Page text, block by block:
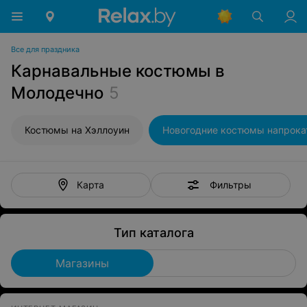
Все для праздника
Карнавальные костюмы в
Молодечно 5
Костюмы на Хэллоуин Новогодние костюмы
Карта Фильтры
Тип каталога
Магазины